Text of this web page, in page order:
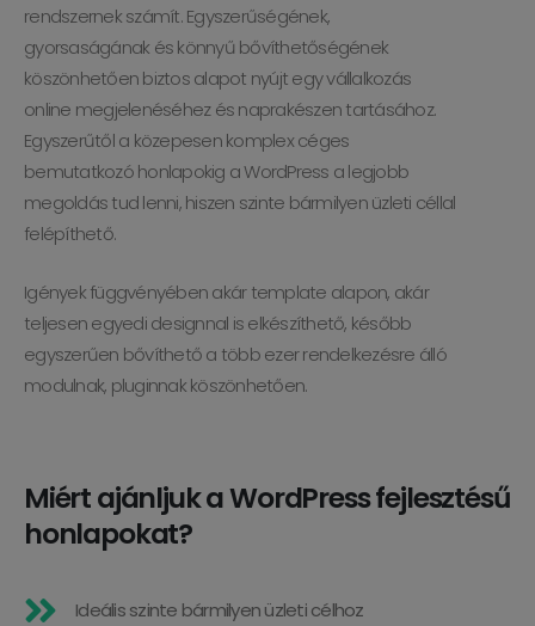
rendszernek számít. Egyszerűségének,
gyorsaságának és könnyű bővíthetőségének
köszönhetően biztos alapot nyújt egy vállalkozás
online megjelenéséhez és naprakészen tartásához.
Egyszerűtől a közepesen komplex céges
bemutatkozó honlapokig a WordPress a legjobb
megoldás tud lenni, hiszen szinte bármilyen üzleti céllal
felépíthető.
Igények függvényében akár template alapon, akár
teljesen egyedi designnal is elkészíthető, később
egyszerűen bővíthető a több ezer rendelkezésre álló
modulnak, pluginnak köszönhetően.
Miért ajánljuk a WordPress fejlesztésű
honlapokat?
Ideális szinte bármilyen üzleti célhoz